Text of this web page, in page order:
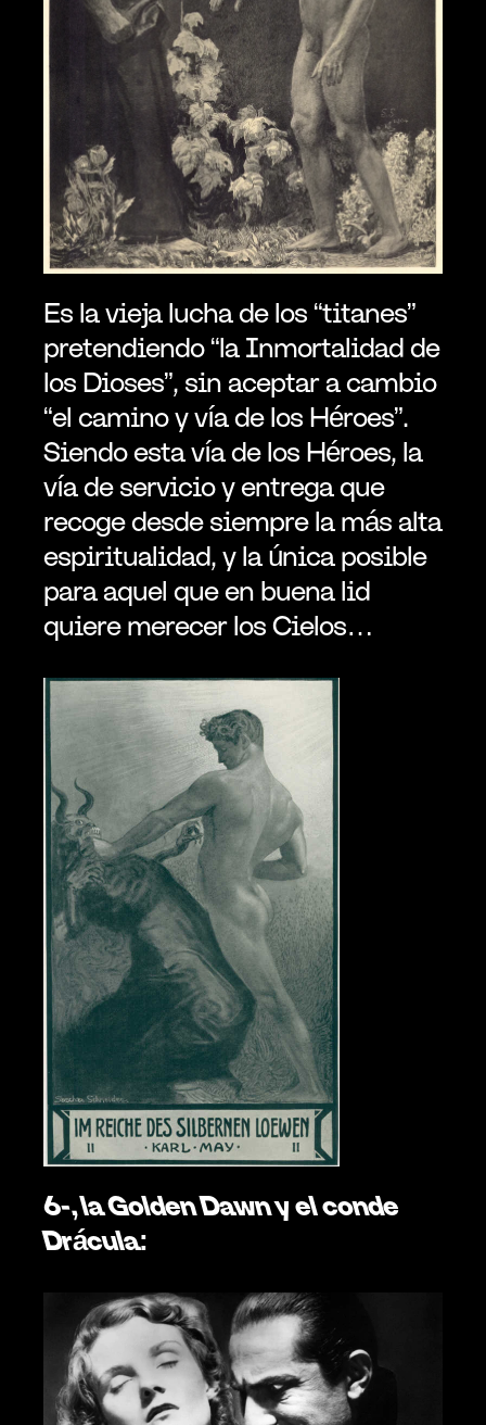
Es la vieja lucha de los “titanes”
pretendiendo “la Inmortalidad de
los Dioses”, sin aceptar a cambio
“el camino y vía de los Héroes”.
Siendo esta vía de los Héroes, la
vía de servicio y entrega que
recoge desde siempre la más alta
espiritualidad, y la única posible
para aquel que en buena lid
quiere merecer los Cielos…
6-, la Golden Dawn y el conde
Drácula: